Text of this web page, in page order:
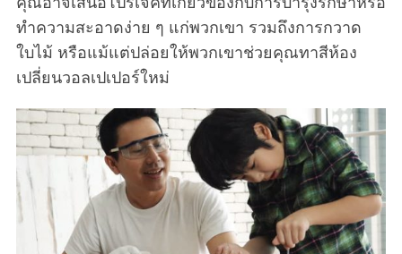
ทำความสะอาดง่าย ๆ แก่พวกเขา รวมถึงการกวาด
ใบไม้ หรือแม้แต่ปล่อยให้พวกเขาช่วยคุณทาสีห้อง
เปลี่ยนวอลเปเปอร์ใหม่